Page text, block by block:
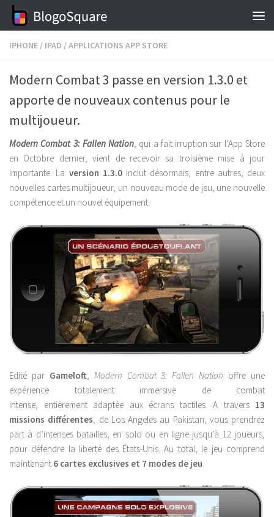
Skip to content
IPHONE / IPAD /APPLICATIONS APP STORE
Modern Combat 3 passe en version 1.3.0 et
apporte de nouveaux contenus pour le
multijoueur.
Modern Combat 3: Fallen Nation, qui a fait irruption sur l’App Store
en Octobre dernier, vient de recevoir sa troisième mise à jour
importante. La version 1.3.0inclut désormais, entre autres, deux
nouvelles cartes multijoueur, un nouveau mode de jeu, une nouvelle
compétence et un nouvel équipement.
Edité par Gameloft, Modern Combat 3: Fallen Nation offre une
expérience totalement immersive de combat
intense, entièrement adaptée aux écrans tactiles. A travers 13
missions différentes, de Los Angeles au Pakistan, vous prendrez
part à d’intenses batailles, en solo ou en ligne jusqu’à 12 joueurs,
pour défendre la liberté des États-Unis. Au total, le jeu comprend
maintenant 6 cartes exclusives et 7 modes de jeu.